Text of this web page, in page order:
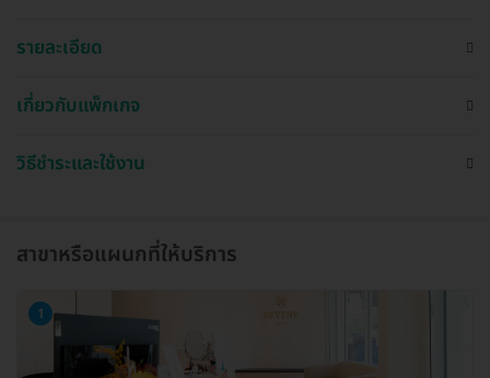
รายละเอียด
เกี่ยวกับแพ็กเกจ
วิธีชำระและใช้งาน
สาขาหรือแผนกที่ให้บริการ
1